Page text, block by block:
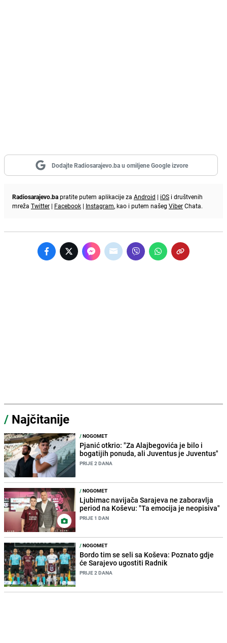
Dodajte Radiosarajevo.ba u omiljene Google izvore
Radiosarajevo.bapratite putem aplikacije za Android | iOS i društvenih
mreža Twitter | Facebook | Instagram, kao i putem našeg ViberChata.
/ Najčitanije
/NOGOMET
Pjanić otkrio: "Za Alajbegovića je bilo i
bogatijih ponuda, ali Juventus je Juventus"
PRIJE 2 DANA
/NOGOMET
Ljubimac navijača Sarajeva ne zaboravlja
period na Koševu: "Ta emocija je neopisiva"
PRIJE 1 DAN
/NOGOMET
Bordo tim se seli sa Koševa: Poznato gdje
će Sarajevo ugostiti Radnik
PRIJE 2 DANA